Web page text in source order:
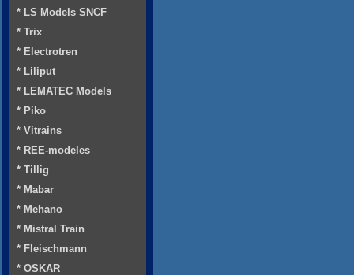
* LS Models SNCF
* Trix
* Electrotren
* Liliput
* LEMATEC Models
* Piko
* Vitrains
* REE-modeles
* Tillig
* Mabar
* Mehano
* Mistral Train
* Fleischmann
* OSKAR